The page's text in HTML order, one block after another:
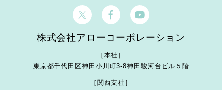
株式会社アローコーポレーション
［本社］
東京都千代田区神田小川町3-8神田駿河台ビル５階
［関西支社］